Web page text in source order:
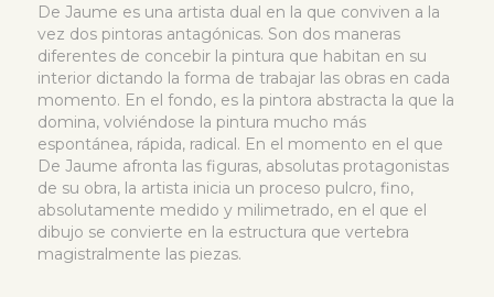
De Jaume es una artista dual en la que conviven a la
vez dos pintoras antagónicas. Son dos maneras
diferentes de concebir la pintura que habitan en su
interior dictando la forma de trabajar las obras en cada
momento. En el fondo, es la pintora abstracta la que la
domina, volviéndose la pintura mucho más
espontánea, rápida, radical. En el momento en el que
De Jaume afronta las figuras, absolutas protagonistas
de su obra, la artista inicia un proceso pulcro, fino,
absolutamente medido y milimetrado, en el que el
dibujo se convierte en la estructura que vertebra
magistralmente las piezas.